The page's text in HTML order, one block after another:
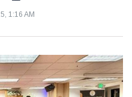
1:16 AM